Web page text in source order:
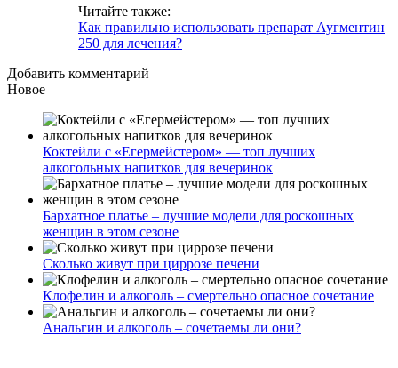
Читайте также:
Как правильно использовать препарат Аугментин
250 для лечения?
Добавить комментарий
Новое
Коктейли с «Егермейстером» — топ лучших
алкогольных напитков для вечеринок
Бархатное платье – лучшие модели для роскошных
женщин в этом сезоне
Сколько живут при циррозе печени
Клофелин и алкоголь – смертельно опасное сочетание
Анальгин и алкоголь – сочетаемы ли они?